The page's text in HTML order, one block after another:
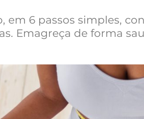
em 6 passos simples,
Emagreça de forma